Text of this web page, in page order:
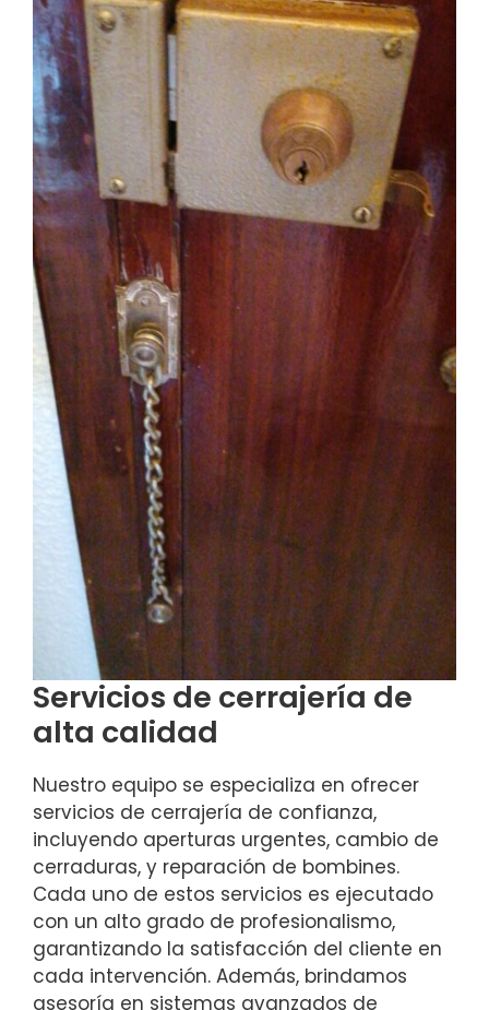
Servicios de cerrajería de
alta calidad
Nuestro equipo se especializa en ofrecer
servicios de cerrajería de confianza,
incluyendo aperturas urgentes, cambio de
cerraduras, y reparación de bombines.
Cada uno de estos servicios es ejecutado
con un alto grado de profesionalismo,
garantizando la satisfacción del cliente en
cada intervención. Además, brindamos
asesoría en sistemas avanzados de